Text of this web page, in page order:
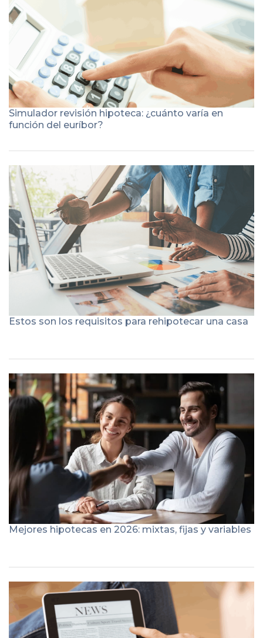
Simulador revisión hipoteca: ¿cuánto varía en
función del euríbor?
Estos son los requisitos para rehipotecar una casa
Mejores hipotecas en 2026: mixtas, fijas y variables